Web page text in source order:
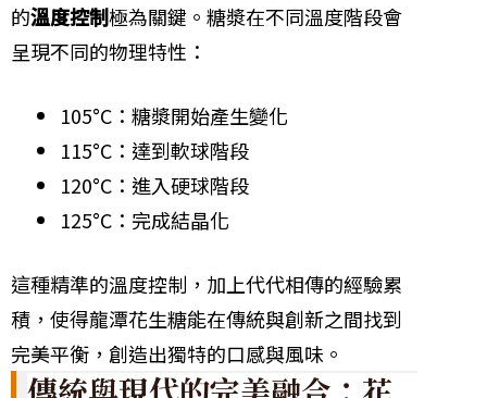
的溫度控制極為關鍵。糖漿在不同溫度階段會
呈現不同的物理特性：
105°C：糖漿開始產生變化
115°C：達到軟球階段
120°C：進入硬球階段
125°C：完成結晶化
這種精準的溫度控制，加上代代相傳的經驗累
積，使得龍潭花生糖能在傳統與創新之間找到
完美平衡，創造出獨特的口感與風味。